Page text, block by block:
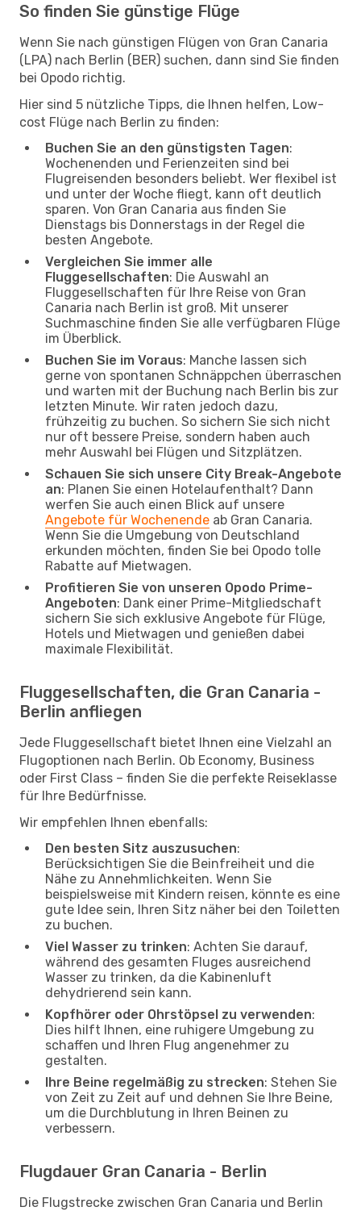
So finden Sie günstige Flüge
Wenn Sie nach günstigen Flügen von Gran Canaria
(LPA) nach Berlin (BER) suchen, dann sind Sie finden
bei Opodo richtig.
Hier sind 5 nützliche Tipps, die Ihnen helfen, Low-
cost Flüge nach Berlin zu finden:
Buchen Sie an den günstigsten Tagen:
Wochenenden und Ferienzeiten sind bei
Flugreisenden besonders beliebt. Wer flexibel ist
und unter der Woche fliegt, kann oft deutlich
sparen. Von Gran Canaria aus finden Sie
Dienstags bis Donnerstags in der Regel die
besten Angebote.
Vergleichen Sie immer alle
Fluggesellschaften: Die Auswahl an
Fluggesellschaften für Ihre Reise von Gran
Canaria nach Berlin ist groß. Mit unserer
Suchmaschine finden Sie alle verfügbaren Flüge
im Überblick.
Buchen Sie im Voraus: Manche lassen sich
gerne von spontanen Schnäppchen überraschen
und warten mit der Buchung nach Berlin bis zur
letzten Minute. Wir raten jedoch dazu,
frühzeitig zu buchen. So sichern Sie sich nicht
nur oft bessere Preise, sondern haben auch
mehr Auswahl bei Flügen und Sitzplätzen.
Schauen Sie sich unsere City Break-Angebote
an: Planen Sie einen Hotelaufenthalt? Dann
werfen Sie auch einen Blick auf unsere
Angebote für Wochenende ab Gran Canaria.
Wenn Sie die Umgebung von Deutschland
erkunden möchten, finden Sie bei Opodo tolle
Rabatte auf Mietwagen.
Profitieren Sie von unseren Opodo Prime-
Angeboten: Dank einer Prime-Mitgliedschaft
sichern Sie sich exklusive Angebote für Flüge,
Hotels und Mietwagen und genießen dabei
maximale Flexibilität.
Fluggesellschaften, die Gran Canaria -
Berlin anfliegen
Jede Fluggesellschaft bietet Ihnen eine Vielzahl an
Flugoptionen nach Berlin. Ob Economy, Business
oder First Class – finden Sie die perfekte Reiseklasse
für Ihre Bedürfnisse.
Wir empfehlen Ihnen ebenfalls:
Den besten Sitz auszusuchen:
Berücksichtigen Sie die Beinfreiheit und die
Nähe zu Annehmlichkeiten. Wenn Sie
beispielsweise mit Kindern reisen, könnte es eine
gute Idee sein, Ihren Sitz näher bei den Toiletten
zu buchen.
Viel Wasser zu trinken: Achten Sie darauf,
während des gesamten Fluges ausreichend
Wasser zu trinken, da die Kabinenluft
dehydrierend sein kann.
Kopfhörer oder Ohrstöpsel zu verwenden:
Dies hilft Ihnen, eine ruhigere Umgebung zu
schaffen und Ihren Flug angenehmer zu
gestalten.
Ihre Beine regelmäßig zu strecken: Stehen Sie
von Zeit zu Zeit auf und dehnen Sie Ihre Beine,
um die Durchblutung in Ihren Beinen zu
verbessern.
Flugdauer Gran Canaria - Berlin
Die Flugstrecke zwischen Gran Canaria und Berlin